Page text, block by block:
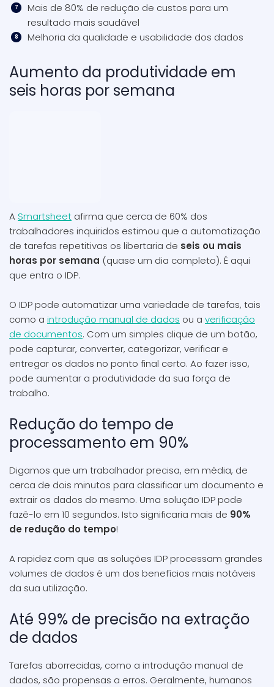
Mais de 80% de redução de custos para um
resultado mais saudável
Melhoria da qualidade e usabilidade dos dados
Aumento da produtividade em
seis horas por semana
A Smartsheet afirma que cerca de 60% dos
trabalhadores inquiridos estimou que a automatização
de tarefas repetitivas os libertaria de seis ou mais
horas por semana (quase um dia completo). É aqui
que entra o IDP.
O IDP pode automatizar uma variedade de tarefas, tais
como a introdução manual de dados ou a verificação
de documentos. Com um simples clique de um botão,
pode capturar, converter, categorizar, verificar e
entregar os dados no ponto final certo. Ao fazer isso,
pode aumentar a produtividade da sua força de
trabalho.
Redução do tempo de
processamento em 90%
Digamos que um trabalhador precisa, em média, de
cerca de dois minutos para classificar um documento e
extrair os dados do mesmo. Uma solução IDP pode
fazê-lo em 10 segundos. Isto significaria mais de 90%
de redução do tempo!
A rapidez com que as soluções IDP processam grandes
volumes de dados é um dos benefícios mais notáveis
da sua utilização.
Até 99% de precisão na extração
de dados
Tarefas aborrecidas, como a introdução manual de
dados, são propensas a erros. Geralmente, humanos